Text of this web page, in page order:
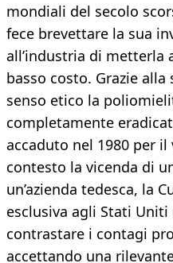
mondiali del secolo
fece brevettare la sua
all’industria di metterla
basso costo. Grazie
senso etico la
completamente
accaduto nel 1980 per il
contesto la vicenda di
un’azienda tedesca, la
esclusiva agli Stati
contrastare i contagi
accettando una